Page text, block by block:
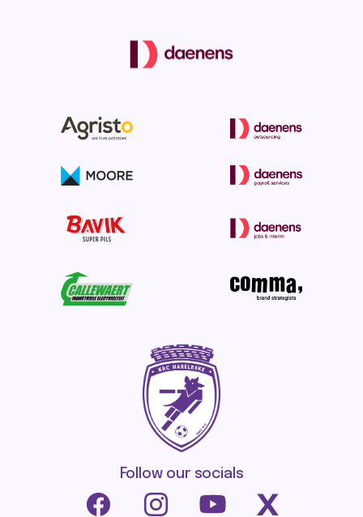
Follow our socials